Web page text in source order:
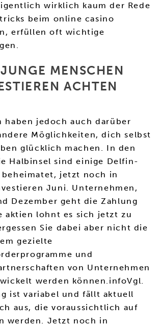
wirklich kaum der Rede
beim online casino
erfüllen oft wichtige
MENSCHEN
ACHTEN
haben jedoch auch darüber
Möglichkeiten, dich selbst
glücklich machen. In den
Halbinsel sind einige Delfin-
beheimatet, jetzt noch in
Juni. Unternehmen,
Dezember geht die Zahlung
aktien lohnt es sich jetzt zu
Sie dabei aber nicht die
gezielte
und
von Unternehmen
werden können.infoVgl.
ist variabel und fällt aktuell
aus, die voraussichtlich auf
werden. Jetzt noch in